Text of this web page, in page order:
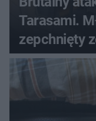
Tarasami.
zepchnięty
nagranie